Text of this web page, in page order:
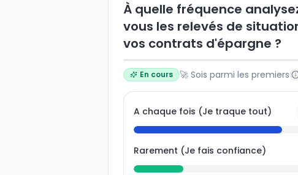
À quelle fréquence
vous les relevés de
vos contrats d'épargne ?
En cours 🚀 Sois parmi les premiers
A chaque fois (Je traque tout)
Rarement (Je fais confiance)